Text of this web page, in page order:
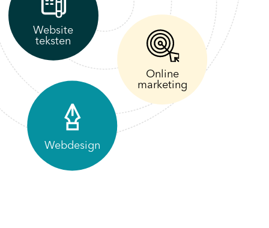
Online
marketing
Website
teksten
Webdesign